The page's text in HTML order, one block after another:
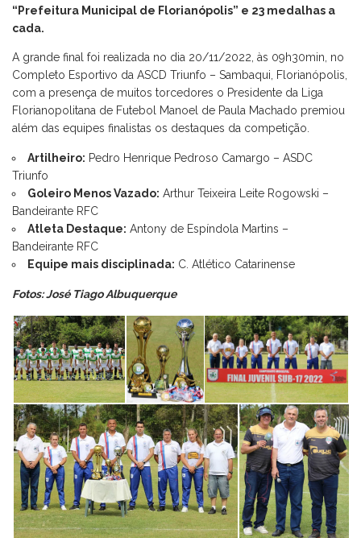
“Prefeitura Municipal de Florianópolis” e 23 medalhas a
cada.
A grande final foi realizada no dia 20/11/2022, às 09h30min, no
Completo Esportivo da ASCD Triunfo – Sambaqui, Florianópolis,
com a presença de muitos torcedores o Presidente da Liga
Florianopolitana de Futebol Manoel de Paula Machado premiou
além das equipes finalistas os destaques da competição.
Artilheiro: Pedro Henrique Pedroso Camargo – ASDC
Triunfo
Goleiro Menos Vazado: Arthur Teixeira Leite Rogowski –
Bandeirante RFC
Atleta Destaque: Antony de Espíndola Martins –
Bandeirante RFC
Equipe mais disciplinada: C. Atlético Catarinense
Fotos: José Tiago Albuquerque